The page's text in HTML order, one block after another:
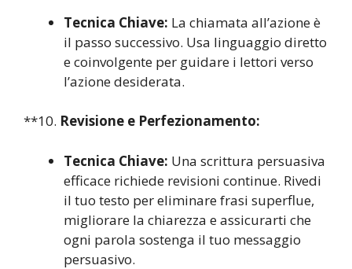
Tecnica Chiave: La chiamata all’azione è
il passo successivo. Usa linguaggio diretto
e coinvolgente per guidare i lettori verso
l’azione desiderata.
**10. Revisione e Perfezionamento:
Tecnica Chiave: Una scrittura persuasiva
efficace richiede revisioni continue. Rivedi
il tuo testo per eliminare frasi superflue,
migliorare la chiarezza e assicurarti che
ogni parola sostenga il tuo messaggio
persuasivo.